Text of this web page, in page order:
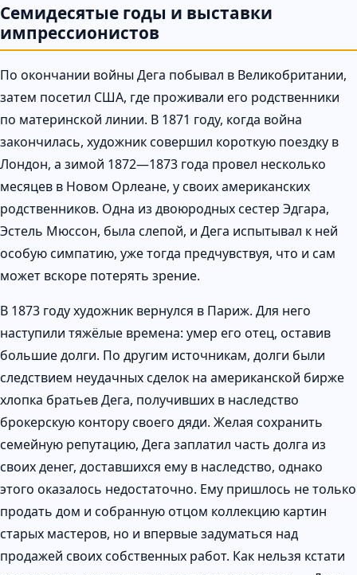
Семидесятые годы и выставки
импрессионистов
По окончании войны Дега побывал в Великобритании,
затем посетил США, где проживали его родственники
по материнской линии. В 1871 году, когда война
закончилась, художник совершил короткую поездку в
Лондон, а зимой 1872—1873 года провел несколько
месяцев в Новом Орлеане, у своих американских
родственников. Одна из двоюродных сестер Эдгара,
Эстель Мюссон, была слепой, и Дега испытывал к ней
особую симпатию, уже тогда предчувствуя, что и сам
может вскоре потерять зрение.
В 1873 году художник вернулся в Париж. Для него
наступили тяжёлые времена: умер его отец, оставив
большие долги. По другим источникам, долги были
следствием неудачных сделок на американской бирже
хлопка братьев Дега, получивших в наследство
брокерскую контору своего дяди. Желая сохранить
семейную репутацию, Дега заплатил часть долга из
своих денег, доставшихся ему в наследство, однако
этого оказалось недостаточно. Ему пришлось не только
продать дом и собранную отцом коллекцию картин
старых мастеров, но и впервые задуматься над
продажей своих собственных работ. Как нельзя кстати